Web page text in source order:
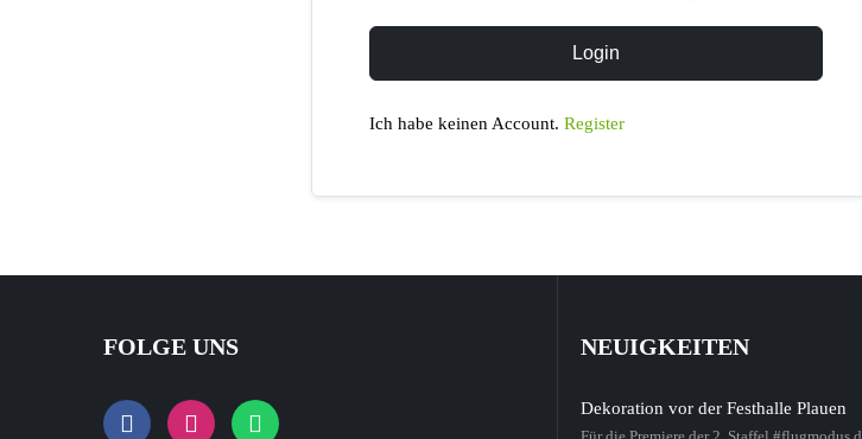
Login
Ich habe keinen Account. Register
FOLGE UNS NEUIGKEITEN
Dekoration vor der Festhalle Plauen